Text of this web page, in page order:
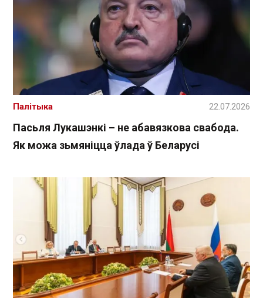
Пасьля Лукашэнкі – не абавязкова свабода.
Як можа зьмяніцца ўлада ў Беларусі
Палітыка 22.07.2026